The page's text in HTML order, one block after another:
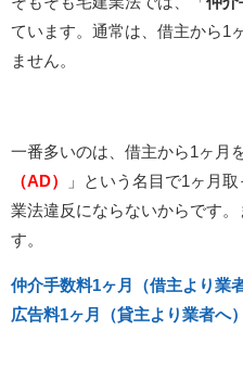
ています。通常は、借主から1
ません。
一番多いのは、借主から1ヶ月
（AD）
」という名目で1ヶ月
業法違反にならないからです
す。
仲介手数料1ヶ月（借主より業
広告料1ヶ月（貸主より業者へ）